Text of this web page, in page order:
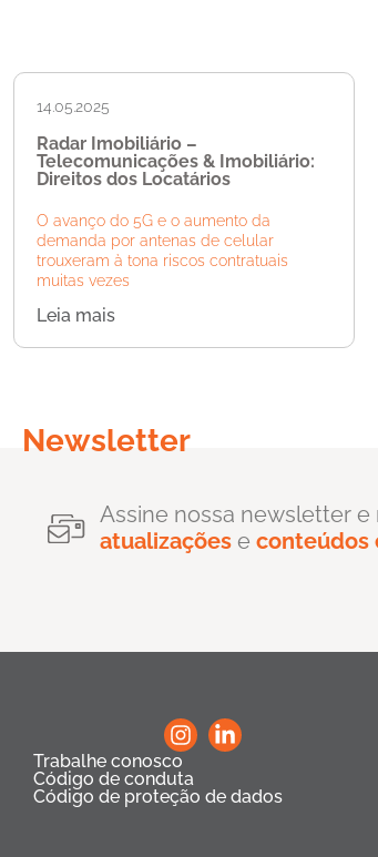
14.05.2025
Radar Imobiliário –
Telecomunicações & Imobiliário:
Direitos dos Locatários
O avanço do 5G e o aumento da
demanda por antenas de celular
trouxeram à tona riscos contratuais
muitas vezes
Leia mais
Newsletter
Assine nossa newsletter e
atualizações e conteúdos
Trabalhe conosco
Código de conduta
Código de proteção de dados